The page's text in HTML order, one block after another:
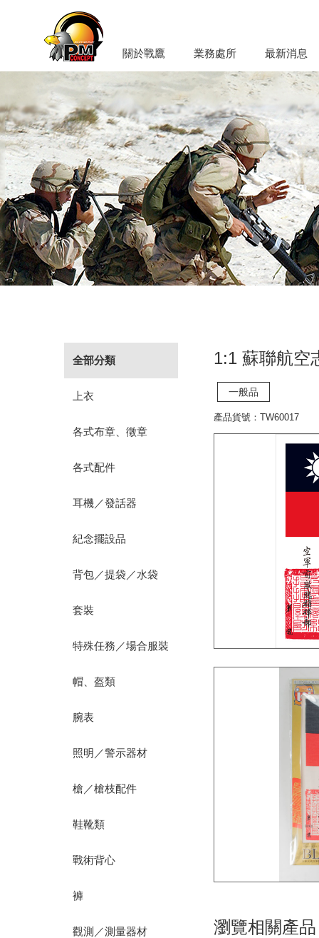
關於戰鷹 業務處所 最新消息
全部分類
上衣
各式布章、徵章
各式配件
耳機／發話器
紀念擺設品
背包／提袋／水袋
套裝
特殊任務／場合服裝
帽、盔類
腕表
照明／警示器材
槍／槍枝配件
鞋靴類
戰術背心
褲
觀測／測量器材
1:1 蘇聯航空
一般品
產品貨號：TW60017
瀏覽相關產品